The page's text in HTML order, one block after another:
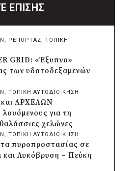
λεηλασία στο έλος
Βανδάλισαν το
του
Έξι συμπεράσματα
των
και ΑΡΧΕΛΩΝ
για τη
ΕΠΙΣΗΣ
, ΡΕΠΟΡΤΑΖ, ΤΟΠΙΚΗ
GRID: «Έξυπνο»
των υδατοδεξαμενών
, ΤΟΠΙΚΗ ΑΥΤΟΔΙΟΙΚΗΣΗ
και ΑΡΧΕΛΩΝ
για τη
χελώνες
, ΤΟΠΙΚΗ ΑΥΤΟΔΙΟΙΚΗΣΗ
πυροπροστασίας σε
Λυκόβρυση – Πεύκη